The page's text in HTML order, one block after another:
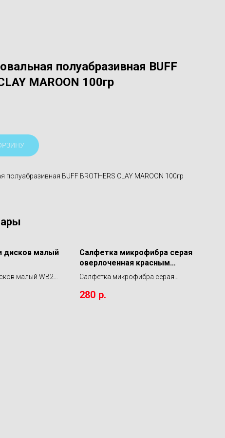
полуабразивная BUFF
MAROON 100гр
полуабразивная BUFF BROTHERS CLAY MAROON 100гр
дисков малый
малый WB2
Салфетка микрофибра серая
оверлоченная красным
дносторонняя 50х80
ShineSystems
Салфетка микрофибра серая
50х80 ShineSystems
280 р.